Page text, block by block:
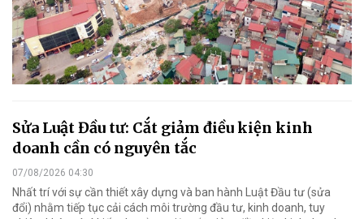
Sửa Luật Đầu tư: Cắt giảm điều kiện kinh
doanh cần có nguyên tắc
07/08/2026 04:30
Nhất trí với sự cần thiết xây dựng và ban hành Luật Đầu tư (sửa
đổi) nhằm tiếp tục cải cách môi trường đầu tư, kinh doanh, tuy